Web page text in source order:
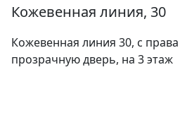
Кожевенная линия, 30
Кожевенная линия 30, с
прозрачную дверь, на 3 этаж